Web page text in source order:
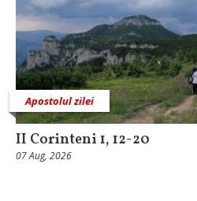
Apostolul zilei
II Corinteni 1, 12-20
07 Aug, 2026